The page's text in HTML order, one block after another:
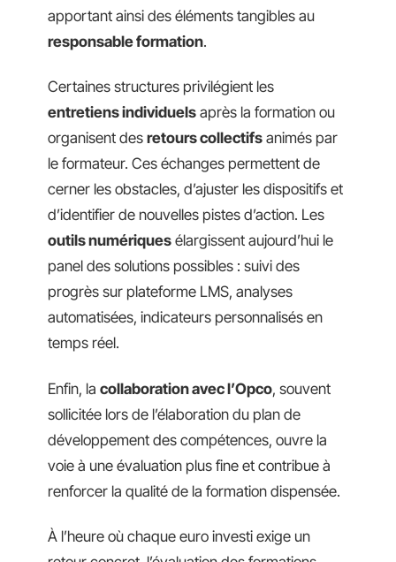
apportant ainsi des éléments tangibles au
responsable formation.
Certaines structures privilégient les
entretiens individuels après la formation ou
organisent des retours collectifs animés par
le formateur. Ces échanges permettent de
cerner les obstacles, d’ajuster les dispositifs et
d’identifier de nouvelles pistes d’action. Les
outils numériques élargissent aujourd’hui le
panel des solutions possibles : suivi des
progrès sur plateforme LMS, analyses
automatisées, indicateurs personnalisés en
temps réel.
Enfin, la collaboration avec l’Opco, souvent
sollicitée lors de l’élaboration du plan de
développement des compétences, ouvre la
voie à une évaluation plus fine et contribue à
renforcer la qualité de la formation dispensée.
À l’heure où chaque euro investi exige un